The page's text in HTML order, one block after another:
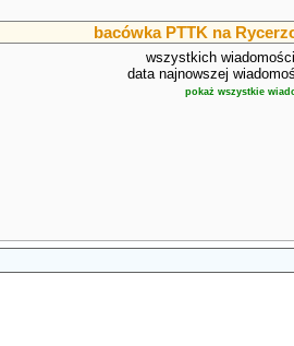
bacówka PTTK na
wszystkich
data najnowszej
pokaż wszystkie